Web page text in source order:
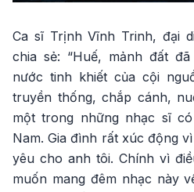
Ca sĩ Trịnh Vĩnh Trinh, đại
chia sẻ: “Huế, mảnh đất
nước tinh khiết của cội
truyền thống, chắp cánh,
một trong những nhạc sĩ
Nam. Gia đình rất xúc động
yêu cho anh tôi. Chính vì
muốn mang đêm nhạc này